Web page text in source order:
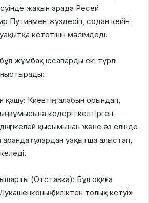
жақын арада Ресей
Путинмен жүздесіп, содан кейін
кететінін мәлімдеді.
жұмбақ іссапарды екі түрлі
қашу: Киевтің талабын орындап,
жұмысына кедергі келтірген
тікелей қысымынан және өз елінде
арандатулардан уақытша алыстап,
(Отставка): Бұл оқиға
биліктен толық кетуі»